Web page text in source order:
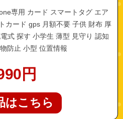
専用 カード スマートタグ エア
カード gps 月額不要 子供 財布 厚
式 探す 小学生 薄型 見守り 認知
防止 小型 位置情報
円
はこちら